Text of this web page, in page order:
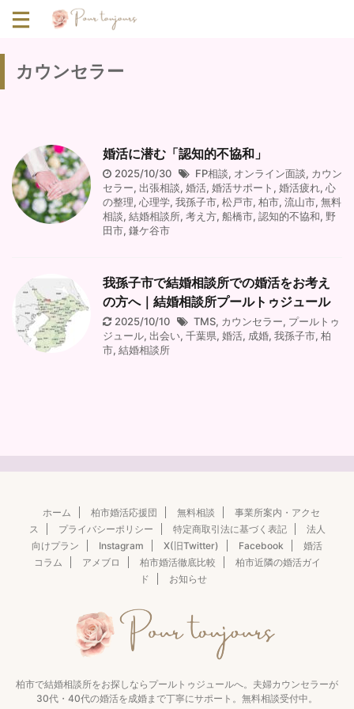
カウンセラー
婚活に潜む「認知的不協和」
2025/10/30 FP相談, オンライン面談, カウン
セラー, 出張相談, 婚活, 婚活サポート , 婚活疲れ, 心
の整理, 心理学, 我孫子市, 松戸市, 柏市, 流山市, 無料
相談, 結婚相談所, 考え方, 船橋市, 認知的不協和, 野
田市, 鎌ケ谷市
我孫子市で結婚相談所での婚活をお考え
の方へ｜結婚相談所プールトゥジュール
2025/10/10 TMS, カウンセラー, プールトゥ
ジュール, 出会い, 千葉県, 婚活, 成婚, 我孫子市, 柏
市, 結婚相談所
ホーム 柏市婚活応援団 無料相談
事業所案内・アクセ
ス
プライバシーポリシー 特定商取引法に基づく表記
法人
向けプラン
Instagram X(旧Twitter) Facebook
婚活
コラム
アメブロ 柏市婚活徹底比較
柏市近隣の婚活ガイ
ド
お知らせ
柏市で結婚相談所をお探しならプールトゥジュールへ。夫婦カウンセラーが
30代・40代の婚活を成婚まで丁寧にサポート。無料相談受付中。